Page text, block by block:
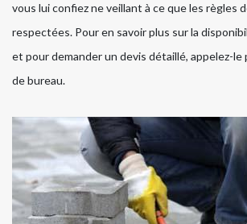
vous lui confiez ne veillant à ce que les règles
respectées. Pour en savoir plus sur la
et pour demander un devis détaillé, appelez-le
de bureau.